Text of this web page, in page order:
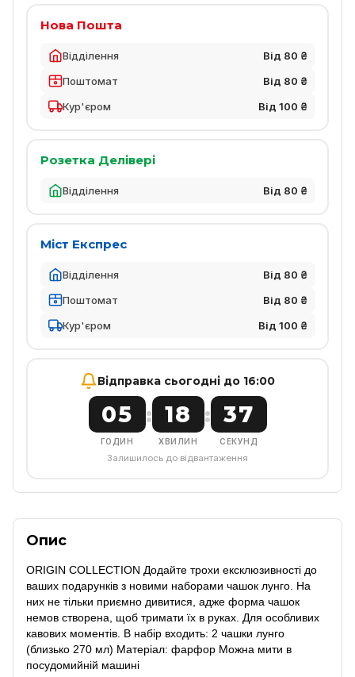
Нова Пошта
Відділення
Від 80 ₴
Поштомат
Від 80 ₴
Кур'єром
Від 100 ₴
Розетка Делівері
Відділення Від 80 ₴
Міст Експрес
Відділення
Від 80 ₴
Поштомат
Від 80 ₴
Кур'єром
Від 100 ₴
Відправка сьогодні до 16:00
05
ГОДИН
: 18
ХВИЛИН
: 36
СЕКУНД
Залишилось до відвантаження
Опис
ORIGIN COLLECTION Додайте трохи ексклюзивності до
ваших подарунків з новими наборами чашок лунго. На
них не тільки приємно дивитися, адже форма чашок
немов створена, щоб тримати їх в руках. Для особливих
кавових моментів. В набір входить: 2 чашки лунго
(близько 270 мл) Матеріал: фарфор Можна мити в
посудомийній машині